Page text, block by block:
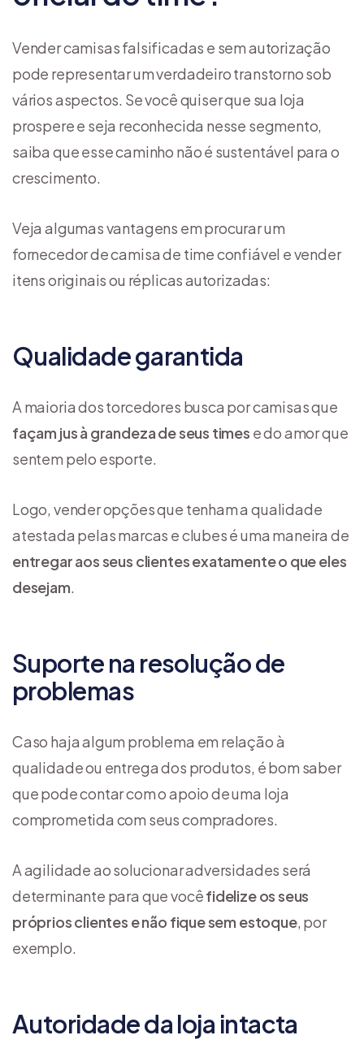
Vender camisas falsificadas e sem autorização
pode representar um verdadeiro transtorno sob
vários aspectos. Se você quiser que sua loja
prospere e seja reconhecida nesse segmento,
saiba que esse caminho não é sustentável para o
crescimento.
Veja algumas vantagens em procurar um
fornecedor de camisa de time confiável e vender
itens originais ou réplicas autorizadas:
Qualidade garantida
A maioria dos torcedores busca por camisas que
façam jus à grandeza de seus times e do amor que
sentem pelo esporte.
Logo, vender opções que tenham a qualidade
atestada pelas marcas e clubes é uma maneira de
entregar aos seus clientes exatamente o que eles
desejam.
Suporte na resolução de
problemas
Caso haja algum problema em relação à
qualidade ou entrega dos produtos, é bom saber
que pode contar com o apoio de uma loja
comprometida com seus compradores.
A agilidade ao solucionar adversidades será
determinante para que vocêfidelize os seus
próprios clientes e não fique sem estoque, por
exemplo.
Autoridade da loja intacta